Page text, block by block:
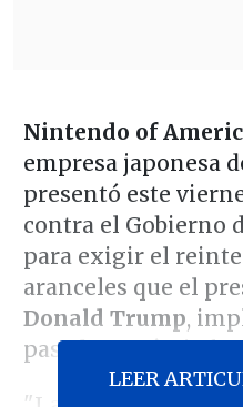
Nintendo of
empresa japonesa
presentó este
contra el Gobierno
para exigir el
aranceles que el
Donald Trump,
pasado, según
LEER